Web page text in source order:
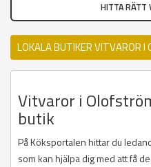
HITTA RÄTT
LOKALA BUTIKER VITVAROR I
Vitvaror i
butik
På Köksportalen hittar du
som kan hjälpa dig med att få